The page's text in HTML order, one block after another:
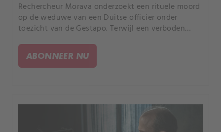
Rechercheur Morava onderzoekt een rituele moord
op de weduwe van een Duitse officier onder
toezicht van de Gestapo. Terwijl een verboden
ABONNEER NU